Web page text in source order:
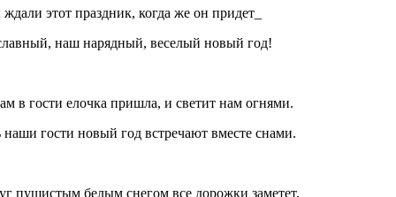
этот праздник, когда же он придет_
наш нарядный, веселый новый год!
в гости елочка пришла, и светит нам огнями.
наши гости новый год встречают вместе снами.
пушистым белым снегом все дорожки заметет.